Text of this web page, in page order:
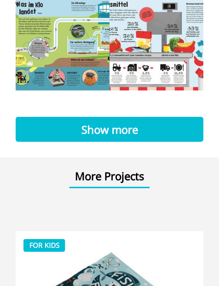
Show more
More Projects
FOR KIDS